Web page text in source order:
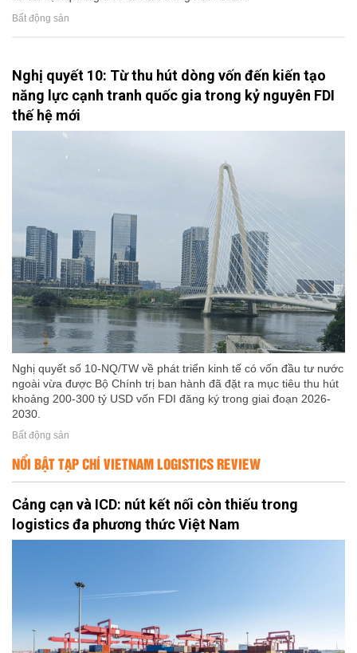
Bất động sản
Nghị quyết 10: Từ thu hút dòng vốn đến kiến tạo
năng lực cạnh tranh quốc gia trong kỷ nguyên FDI
thế hệ mới
Nghị quyết số 10-NQ/TW về phát triển kinh tế có vốn đầu tư nước
ngoài vừa được Bộ Chính trị ban hành đã đặt ra mục tiêu thu hút
khoảng 200-300 tỷ USD vốn FDI đăng ký trong giai đoạn 2026-
2030.
Bất động sản
NỔI BẬT TẠP CHÍ VIETNAM LOGISTICS REVIEW
Cảng cạn và ICD: nút kết nối còn thiếu trong
logistics đa phương thức Việt Nam